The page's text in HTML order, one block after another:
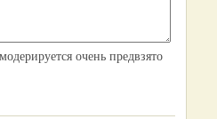
очень предвзято